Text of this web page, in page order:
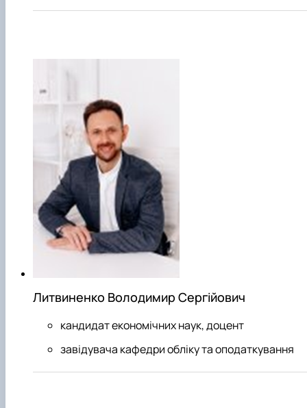
Литвиненко Володимир Сергійович
кандидат економічних наук, доцент
завідувача кафедри обліку та оподаткування